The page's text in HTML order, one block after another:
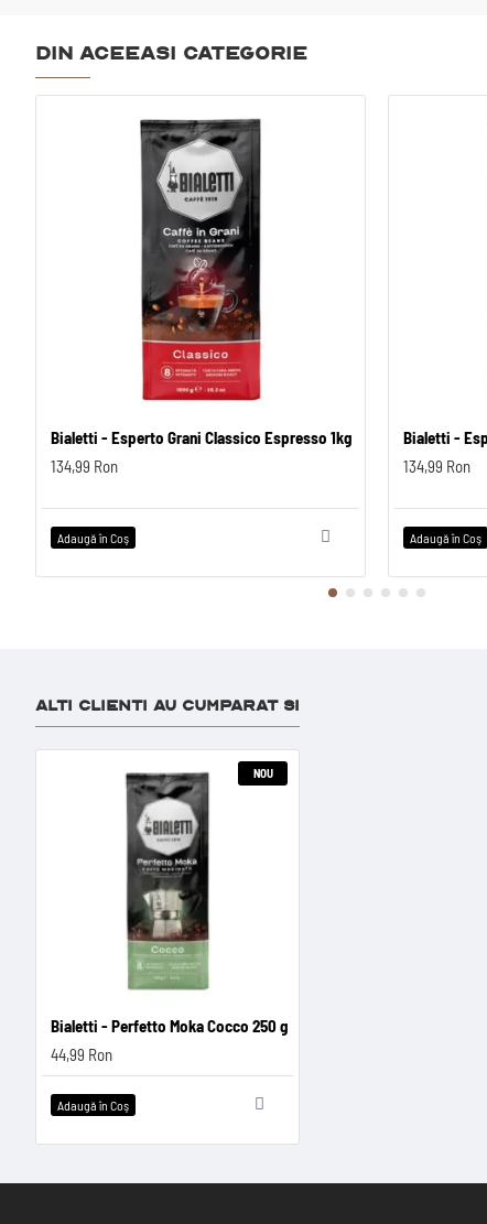
Din aceeasi categorie
Bialetti - Esperto Grani Classico Espresso 1kg
134,99 Ron
Adaugă în Coş
Bialetti -
134,99 Ron
Adaugă în Coş
ALTI CLIENTI AU CUMPARAT SI
NOU
Bialetti - Perfetto Moka Cocco 250 g
44,99 Ron
Adaugă în Coş